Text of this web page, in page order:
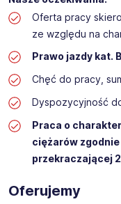
Oferta pracy
ze względu na
Prawo jazdy kat. B
Chęć do pracy,
Dyspozycyjność
Praca o
ciężarów
przekraczającej
Oferujemy